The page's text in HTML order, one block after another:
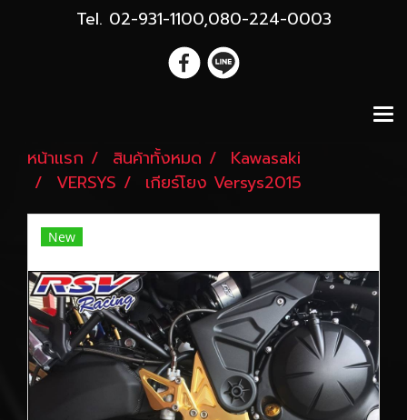
Tel. 02-931-1100,080-224-0003
หน้าแรก สินค้าทั้งหมด
Kawasaki
VERSYS
เกียร์โยง Versys2015
New